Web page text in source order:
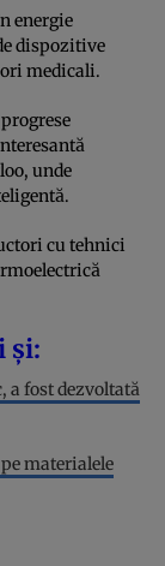
energie
dispozitive
medicali.
unde
cu tehnici
și:
a fost dezvoltată
materialele